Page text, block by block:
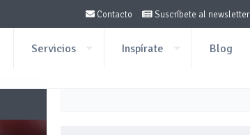
Contacto Suscríbete al newsletter
Servicios Inspírate Blog